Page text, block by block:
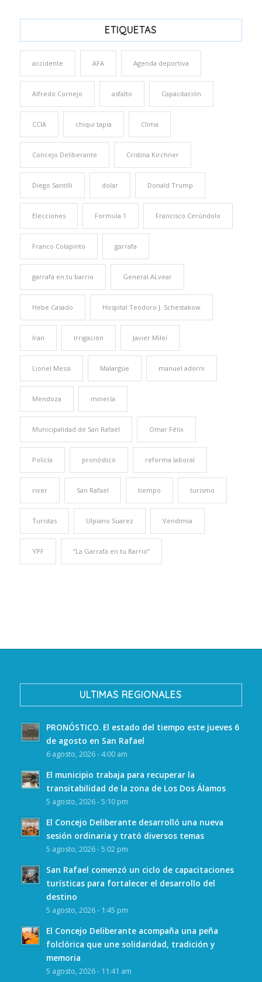
ETIQUETAS
accidente AFA Agenda deportiva
Alfredo Cornejo asfalto Capacitación
CCIA chiqui tapia Clima
Concejo Deliberante Cristina Kirchner
Diego Santilli dolar Donald Trump
Elecciones Formula 1 Francisco Cerúndolo
Franco Colapinto garrafa
garrafa en tu barrio General ALvear
Hebe Casado Hospital Teodoro J. Schestakow
Iran Irrigación Javier Milei
Lionel Messi Malargüe manuel adorni
Mendoza minería
Municipalidad de San Rafael Omar Félix
Policía pronóstico reforma laboral
river San Rafael tiempo turismo
Turistas Ulpiano Suarez Vendimia
YPF “La Garrafa en tu Barrio”
ULTIMAS REGIONALES
PRONÓSTICO. El estado del tiempo este jueves 6
de agosto en San Rafael
6 agosto, 2026 - 4:00 am
El municipio trabaja para recuperar la
transitabilidad de la zona de Los Dos Álamos
5 agosto, 2026 - 5:10 pm
El Concejo Deliberante desarrolló una nueva
sesión ordinaria y trató diversos temas
5 agosto, 2026 - 5:02 pm
San Rafael comenzó un ciclo de capacitaciones
turísticas para fortalecer el desarrollo del
destino
5 agosto, 2026 - 1:45 pm
El Concejo Deliberante acompaña una peña
folclórica que une solidaridad, tradición y
memoria
5 agosto, 2026 - 11:41 am